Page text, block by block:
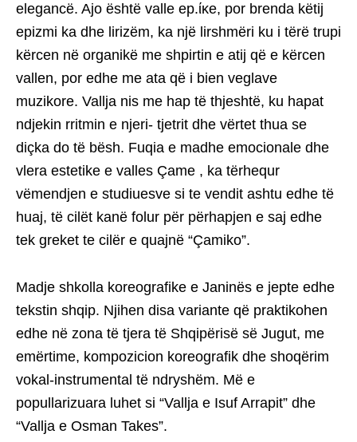
elegancë. Ajo është valle ep.ίκe, por brenda këtij
epizmi ka dhe lirizëm, ka një lirshmëri ku i tërë trupi
kërcen në organikë me shpirtin e atij që e kërcen
vallen, por edhe me ata që i bien veglave
muzikore. Vallja nis me hap të thjeshtë, ku hapat
ndjekin rritmin e njeri- tjetrit dhe vërtet thua se
diçka do të bësh. Fuqia e madhe emocionale dhe
vlera estetike e valles Çame , ka tërhequr
vëmendjen e studiuesve si te vendit ashtu edhe të
huaj, të cilët kanë folur për përhapjen e saj edhe
tek greket te cilër e quajnë “Çamiko”.
Madje shkolla koreografike e Janinës e jepte edhe
tekstin shqip. Njihen disa variante që praktikohen
edhe në zona të tjera të Shqipërisë së Jugut, me
emërtime, kompozicion koreografik dhe shoqërim
vokal-instrumental të ndryshëm. Më e
popullarizuara luhet si “Vallja e Isuf Arrapit” dhe
“Vallja e Osman Takes”.